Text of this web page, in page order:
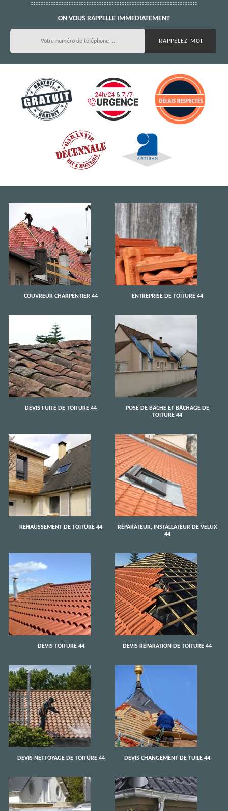
ON VOUS RAPPELLE IMMEDIATEMENT
COUVREUR CHARPENTIER 44 ENTREPRISE DE TOITURE 44
DEVIS FUITE DE TOITURE 44
POSE DE BÂCHE ET BÂCHAGE DE
TOITURE 44
REHAUSSEMENT DE TOITURE 44
RÉPARATEUR, INSTALLATEUR DE VELUX
44
DEVIS TOITURE 44 DEVIS RÉPARATION DE TOITURE 44
DEVIS NETTOYAGE DE TOITURE 44 DEVIS CHANGEMENT DE TUILE 44